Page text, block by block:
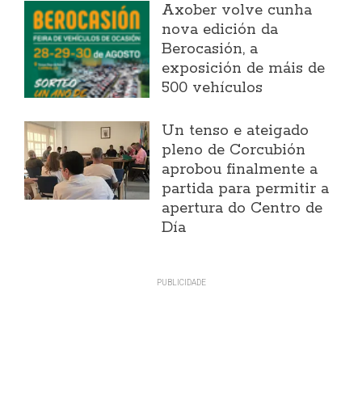
Axober volve cunha
nova edición da
Berocasión, a
exposición de máis de
500 vehículos
Un tenso e ateigado
pleno de Corcubión
aprobou finalmente a
partida para permitir a
apertura do Centro de
Día